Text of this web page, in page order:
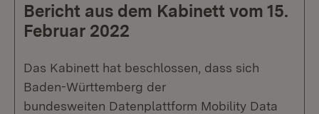
Bericht aus dem Kabinett vom 15.
Februar 2022
Das Kabinett hat beschlossen, dass sich
Baden-Württemberg der
bundesweiten Datenplattform Mobility Data